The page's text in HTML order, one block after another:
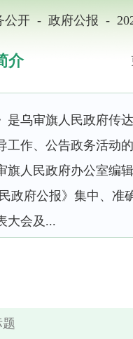
公开 - 政府公报 -
介
是乌审旗人民政府传达
工作、公告政务活动的
旗人民政府办公室编辑
府公报》集中、准
大会及...